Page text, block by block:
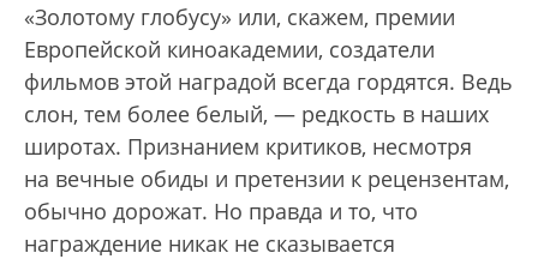
«Золотому глобусу» или, скажем, премии
Европейской киноакадемии, создатели
фильмов этой наградой всегда гордятся. Ведь
слон, тем более белый, — редкость в наших
широтах. Признанием критиков, несмотря
на вечные обиды и претензии к рецензентам,
обычно дорожат. Но правда и то, что
награждение никак не сказывается